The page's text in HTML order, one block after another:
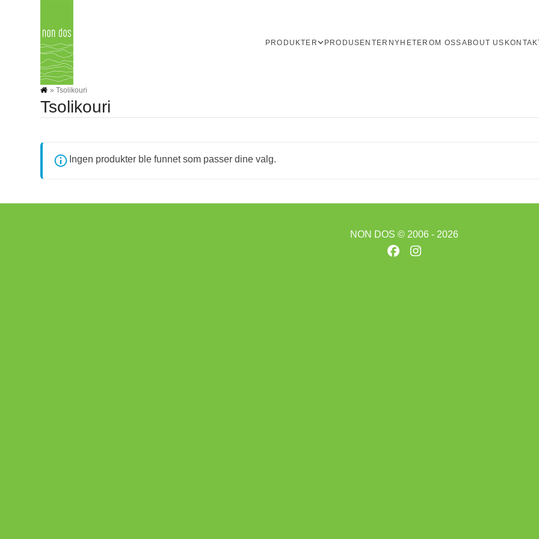
PRODUKTER PRODUSENTER NYHETER OM OSSABOUT US
»Tsolikouri
Tsolikouri
Ingen produkter ble funnet som passer dine valg.
NON DOS © 2006 - 2026